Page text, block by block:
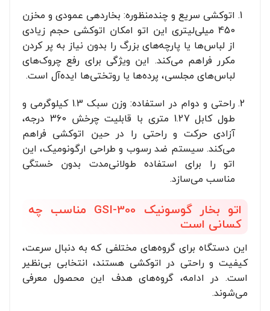
اتوکشی سریع و چندمنظوره: بخاردهی عمودی و مخزن
450 میلی‌لیتری این اتو امکان اتوکشی حجم زیادی
از لباس‌ها یا پارچه‌های بزرگ را بدون نیاز به پر کردن
مکرر فراهم می‌کند. این ویژگی برای رفع چروک‌های
لباس‌های مجلسی، پرده‌ها یا روتختی‌ها ایده‌آل است.
راحتی و دوام در استفاده: وزن سبک 1.3 کیلوگرمی و
طول کابل 1.27 متری با قابلیت چرخش 360 درجه،
آزادی حرکت و راحتی را در حین اتوکشی فراهم
می‌کند. سیستم ضد رسوب و طراحی ارگونومیک، این
اتو را برای استفاده طولانی‌مدت بدون خستگی
مناسب می‌سازد.
اتو بخار گوسونیک GSI-300 مناسب چه
کسانی است
این دستگاه برای گروه‌های مختلفی که به دنبال سرعت،
کیفیت و راحتی در اتوکشی هستند، انتخابی بی‌نظیر
است. در ادامه، گروه‌های هدف این محصول معرفی
می‌شوند.